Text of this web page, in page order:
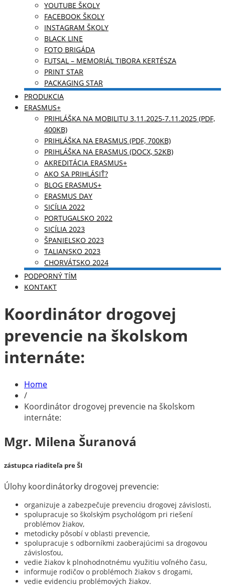
YOUTUBE ŠKOLY
FACEBOOK ŠKOLY
INSTAGRAM ŠKOLY
BLACK LINE
FOTO BRIGÁDA
FUTSAL – MEMORIÁL TIBORA KERTÉSZA
PRINT STAR
PACKAGING STAR
PRODUKCIA
ERASMUS+
PRIHLÁŠKA NA MOBILITU 3.11.2025-7.11.2025 (PDF,
400KB)
PRIHLÁŠKA NA ERASMUS (PDF, 700KB)
PRIHLÁŠKA NA ERASMUS (DOCX, 52KB)
AKREDITÁCIA ERASMUS+
AKO SA PRIHLÁSIŤ?
BLOG ERASMUS+
ERASMUS DAY
SICÍLIA 2022
PORTUGALSKO 2022
SICÍLIA 2023
ŠPANIELSKO 2023
TALIANSKO 2023
CHORVÁTSKO 2024
PODPORNÝ TÍM
KONTAKT
Koordinátor drogovej
prevencie na školskom
internáte:
Home
/
Koordinátor drogovej prevencie na školskom
internáte:
Mgr. Milena Šuranová
zástupca riaditeľa pre ŠI
Úlohy koordinátorky drogovej prevencie:
organizuje a zabezpečuje prevenciu drogovej závislosti,
spolupracuje so školským psychológom pri riešení
problémov žiakov,
metodicky pôsobí v oblasti prevencie,
spolupracuje s odborníkmi zaoberajúcimi sa drogovou
závislosťou,
vedie žiakov k plnohodnotnému využitiu voľného času,
informuje rodičov o problémoch žiakov s drogami,
vedie evidenciu problémových žiakov.